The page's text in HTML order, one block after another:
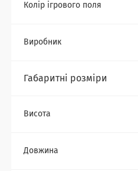
Колір ігрового поля
Виробник
Габаритні розміри
Висота
Довжина